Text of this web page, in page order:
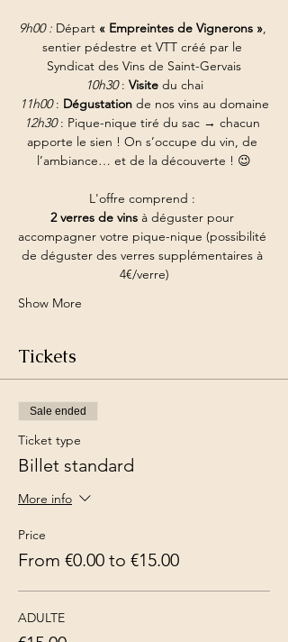
9h00 : Départ « Empreintes de Vignerons »,
sentier pédestre et VTT créé par le
Syndicat des Vins de Saint-Gervais
10h30 : Visite du chai
11h00 : Dégustation de nos vins au domaine
12h30 : Pique-nique tiré du sac → chacun
apporte le sien ! On s’occupe du vin, de
l’ambiance… et de la découverte ! 😉
L'offre comprend :
2 verres de vins à déguster pour
accompagner votre pique-nique (possibilité
de déguster des verres supplémentaires à
4€/verre)
Show More
Tickets
Sale ended
Ticket type
Billet standard
More info
Price
From €0.00 to €15.00
ADULTE